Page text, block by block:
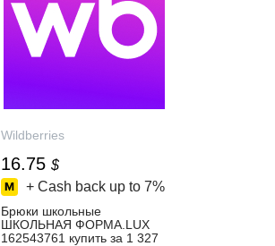
Wildberries
16.75 $
+ Cash back up to 7%
Брюки школьные
ШКОЛЬНАЯ ФОРМА.LUX
162543761 купить за 1 327